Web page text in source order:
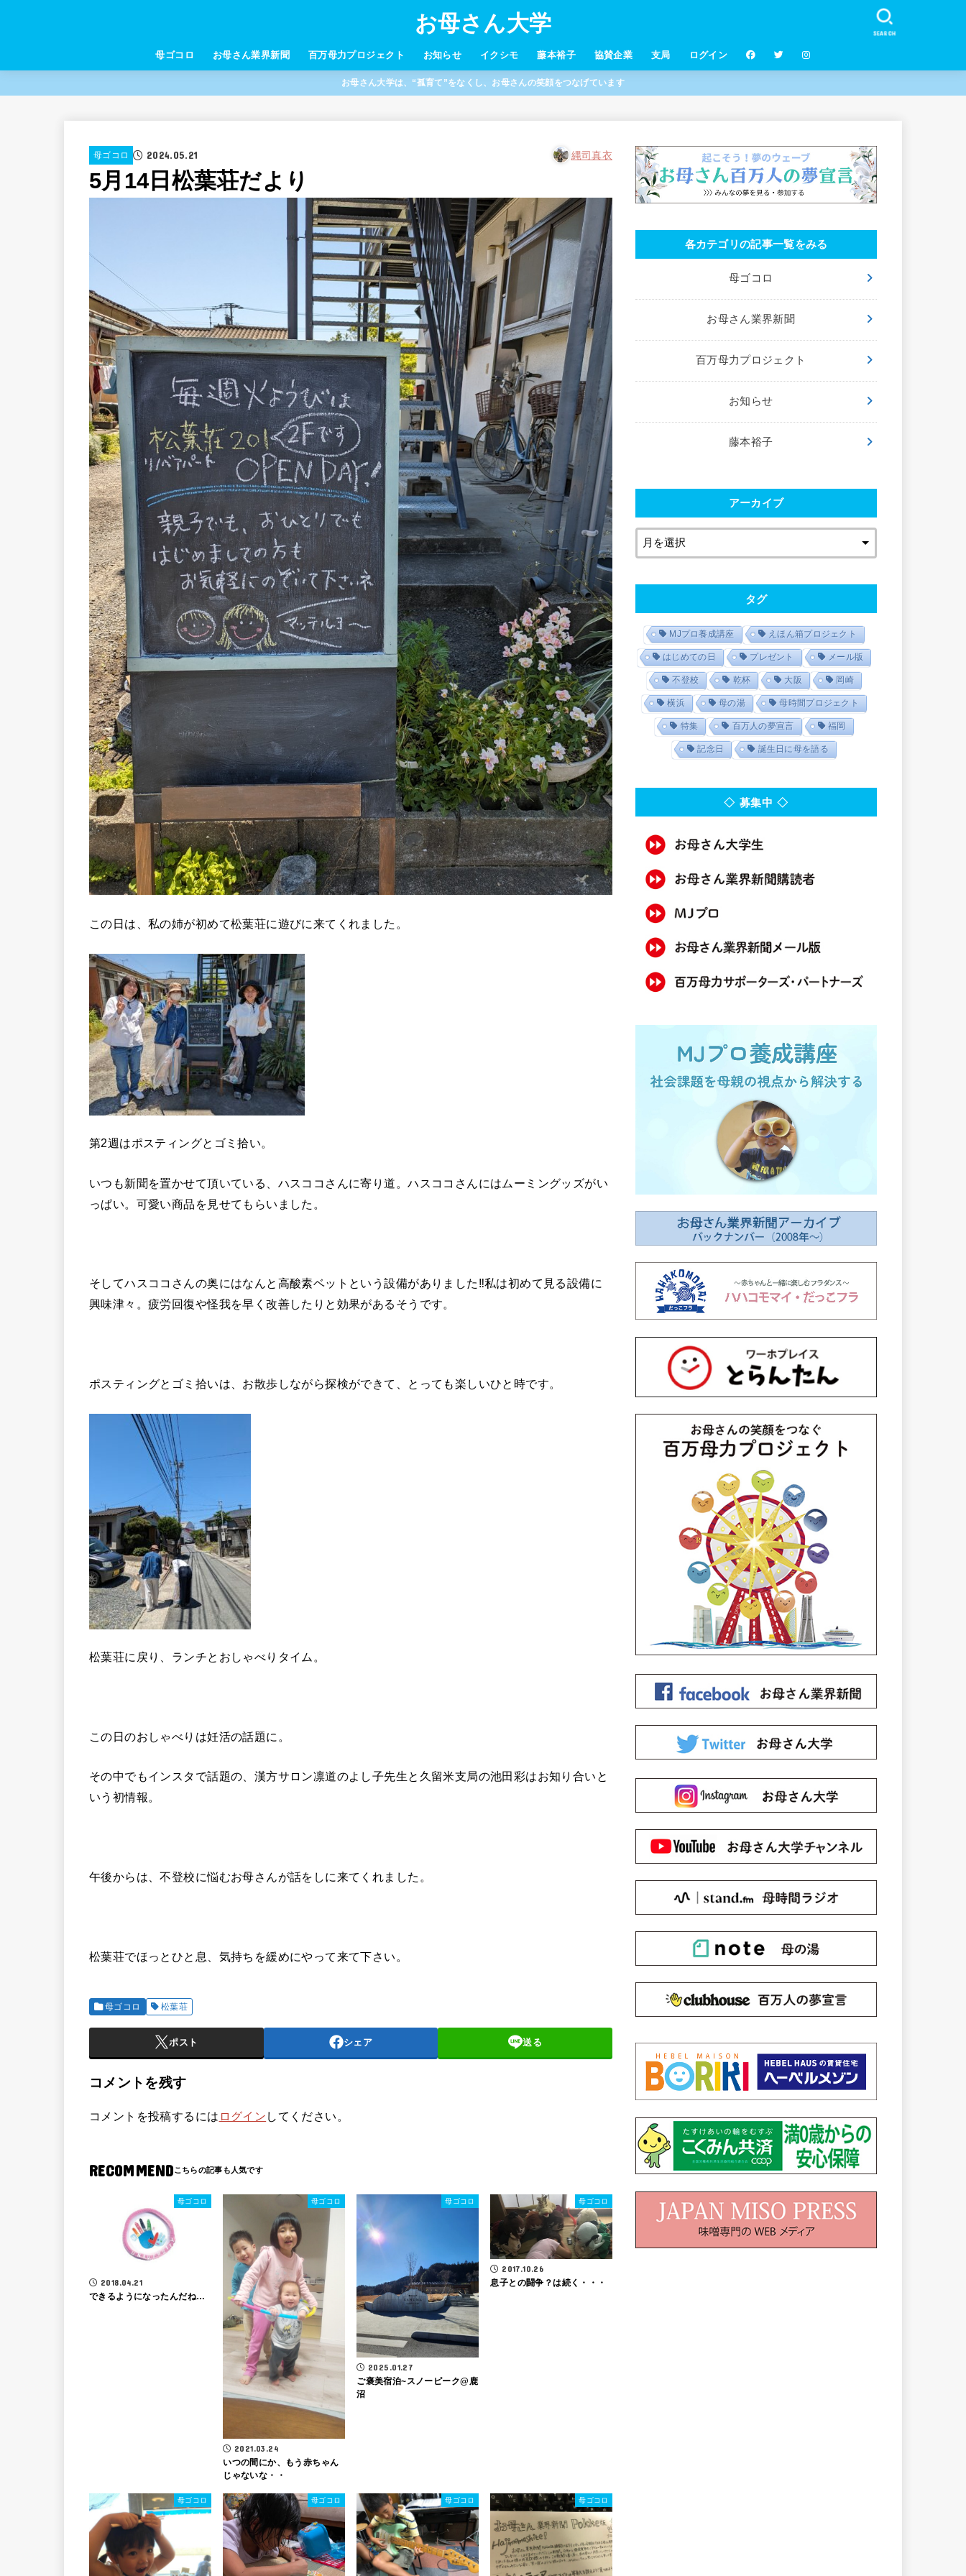
お母さん大学
母ゴコロ お母さん業界新聞 百万母力プロジェクト お知らせ イクシモ 藤本裕子 協賛企業 支局 ログイン
SEARCH
お母さん大学は、“孤育て”をなくし、お母さんの笑顔をつなげています
母ゴコロ 2024.05.21 縄司真衣
5月14日松葉荘だより
この日は、私の姉が初めて松葉荘に遊びに来てくれました。
第2週はポスティングとゴミ拾い。
いつも新聞を置かせて頂いている、ハスココさんに寄り道。ハスココさんにはムーミングッズがい
っぱい。可愛い商品を見せてもらいました。
そしてハスココさんの奥にはなんと高酸素ベットという設備がありました‼私は初めて見る設備に
興味津々。疲労回復や怪我を早く改善したりと効果があるそうです。
ポスティングとゴミ拾いは、お散歩しながら探検ができて、とっても楽しいひと時です。
松葉荘に戻り、ランチとおしゃべりタイム。
この日のおしゃべりは妊活の話題に。
その中でもインスタで話題の、漢方サロン凛道のよし子先生と久留米支局の池田彩はお知り合いと
いう初情報。
午後からは、不登校に悩むお母さんが話をしに来てくれました。
松葉荘でほっとひと息、気持ちを緩めにやって来て下さい。
母ゴコロ 松葉荘
ポスト シェア 送る
コメントを残す
コメントを投稿するには ログイン してください。
RECOMMEND
母ゴコロ
2018.04.21
できるようになったんだね…
母ゴコロ
2021.03.24
いつの間にか、もう赤ちゃん
じゃないな・・
母ゴコロ
2025.01.27
ご褒美宿泊~スノーピーク@鹿
沼
母ゴコロ
2017.10.26
息子との闘争？は続く・・・
母ゴコロ 母ゴコロ 母ゴコロ 母ゴコロ
各カテゴリの記事一覧をみる
母ゴコロ
お母さん業界新聞
百万母力プロジェクト
お知らせ
藤本裕子
アーカイブ
タグ
MJプロ養成講座 えほん箱プロジェクト
はじめての日 プレゼント メール版
不登校 乾杯 大阪 岡崎
横浜 母の湯 母時間プロジェクト
特集 百万人の夢宣言 福岡
記念日 誕生日に母を語る
◇ 募集中 ◇